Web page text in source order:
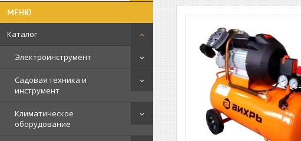
Каталог
Электроинструмент
Садовая техника и
инструмент
Климатическое
оборудование